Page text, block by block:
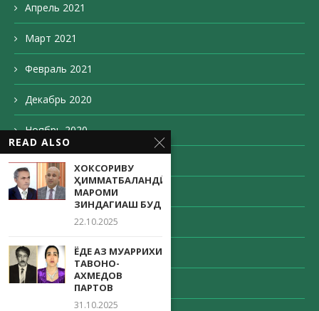
Апрель 2021
Март 2021
Февраль 2021
Декабрь 2020
Ноябрь 2020
Октябрь 2020
Сентябрь 2020
Август 2020
Май 2020
Апрель 2020
READ ALSO
ХОКСОРИВУ
ҲИММАТБАЛАНДӢ
МАРОМИ
ЗИНДАГИАШ БУД
22.10.2025
ЁДЕ АЗ МУАРРИХИ
ТАВОНО-
АХМЕДОВ
ПАРТОВ
31.10.2025